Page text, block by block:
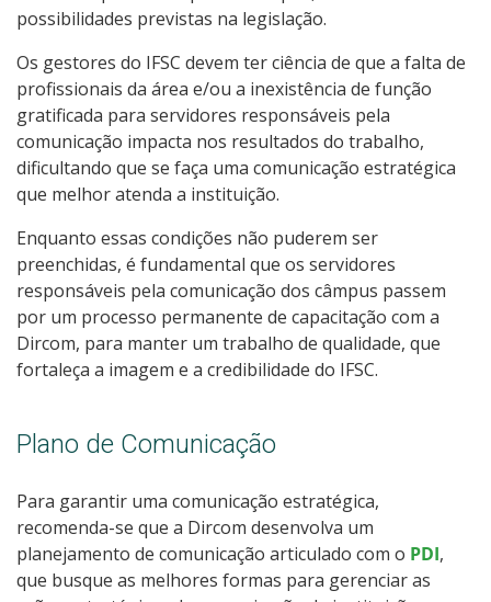
possibilidades previstas na legislação.
Os gestores do IFSC devem ter ciência de que a falta de
profissionais da área e/ou a inexistência de função
gratificada para servidores responsáveis pela
comunicação impacta nos resultados do trabalho,
dificultando que se faça uma comunicação estratégica
que melhor atenda a instituição.
Enquanto essas condições não puderem ser
preenchidas, é fundamental que os servidores
responsáveis pela comunicação dos câmpus passem
por um processo permanente de capacitação com a
Dircom, para manter um trabalho de qualidade, que
fortaleça a imagem e a credibilidade do IFSC.
Plano de Comunicação
Para garantir uma comunicação estratégica,
recomenda-se que a Dircom desenvolva um
planejamento de comunicação articulado com o PDI,
que busque as melhores formas para gerenciar as